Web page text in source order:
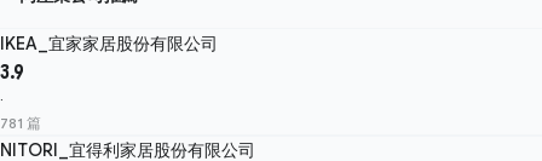
IKEA_宜家家居股份有限公司
3.9
·
781 篇
NITORI_宜得利家居股份有限公司